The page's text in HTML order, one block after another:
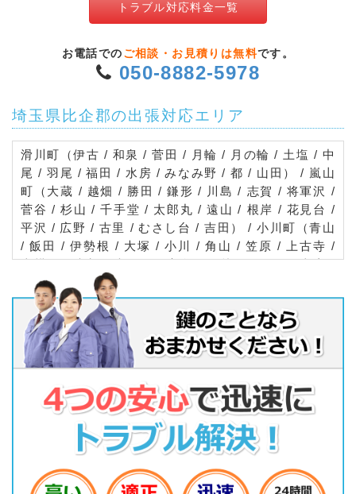
トラブル対応料金一覧
お電話での ご相談・お見積りは無料です。
050-8882-5978
埼玉県比企郡の出張対応エリア
滑川町（伊古 / 和泉 / 菅田 / 月輪 / 月の輪 / 土塩 / 中
尾 / 羽尾 / 福田 / 水房 / みなみ野 / 都 / 山田） / 嵐山
町（大蔵 / 越畑 / 勝田 / 鎌形 / 川島 / 志賀 / 将軍沢 /
菅谷 / 杉山 / 千手堂 / 太郎丸 / 遠山 / 根岸 / 花見台 /
平沢 / 広野 / 古里 / むさし台 / 吉田） / 小川町（青山
/ 飯田 / 伊勢根 / 大塚 / 小川 / 角山 / 笠原 / 上古寺 /
上横田 / 木部 / 木呂子 / 高谷 / 腰越 / 下里 / 下古寺 /
下横田 / 勝呂 / 鷹巣 / 高見 / 中爪 / 奈良梨 / 西古里 /
能増 / 原川 / 東小川 / ひばり台 / 増尾 / みどりが丘 /
靱負） / 川島町（飯島 / 伊草 / 一本木 / 牛ケ谷戸 / 梅
ノ木 / 小見野 / 表 / 角泉 / 加胡 / 上伊草 / 上大屋敷 /
上小見野 / 上狢 / 上八ツ林 / かわじま / 北園部 / 釘無
/ 紫竹 / 芝沼 / 下伊草 / 下大屋敷 / 下小見野 / 下狢 /
下八ツ林 / 正直 / 白井沼 / 出丸下郷 / 出丸中郷 / 出丸
本 / 東部 / 鳥羽井 / 鳥羽井新田 / 戸守 / 中山 / 長楽 /
新堀 / 西谷 / 畑中 / 八幡 / 東大塚 / 東野 / 平沼 / 吹塚
/ 曲師 / 松永 / 南園部 / 三保谷宿 / 宮前 / 虫塚 / 安塚
/ 今泉 / 江綱 / 江和井 / 大串 / 大和田 / 蚊斗谷 / 上銀